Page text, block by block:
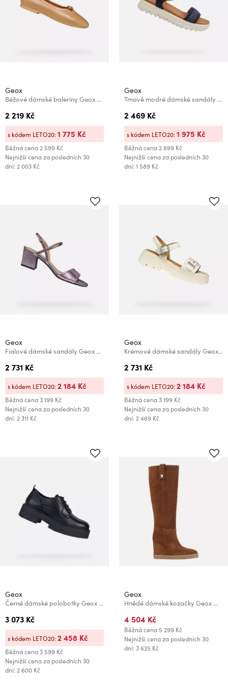
Geox
Béžové dámské baleríny Geox New Palmaria
2 219 Kč
Běžná cena2 599 Kč
Nejnižší cena za posledních 30
dní: 2 003 Kč
s kódem LETO20:1 775 Kč
Geox
Tmavě modré dámské sandály Geox Xand 2.1 S
2 469 Kč
Běžná cena2 899 Kč
Nejnižší cena za posledních 30
dní: 1 589 Kč
s kódem LETO20:1 975 Kč
Geox
Fialové dámské sandály Geox New Eraklia 50
2 731 Kč
Běžná cena3 199 Kč
Nejnižší cena za posledních 30
dní: 2 311 Kč
s kódem LETO20:2 184 Kč
Geox
Krémové dámské sandály Geox Adacter S B
2 731 Kč
Běžná cena3 199 Kč
Nejnižší cena za posledních 30
dní: 2 469 Kč
s kódem LETO20:2 184 Kč
Geox
Černé dámské polobotky Geox Spherica EC7
3 073 Kč
Běžná cena3 599 Kč
Nejnižší cena za posledních 30
dní: 2 600 Kč
s kódem LETO20:2 458 Kč
Geox
Hnědé dámské kozačky Geox Wedge
4 504 Kč
Běžná cena5 299 Kč
Nejnižší cena za posledních 30
dní: 3 625 Kč